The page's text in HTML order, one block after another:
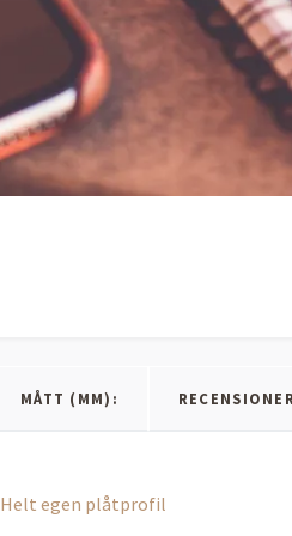
MÅTT (MM):
Helt egen plåtprofil